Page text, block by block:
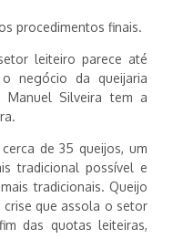
procedimentos finais.
leiteiro parece até
negócio da queijaria
Silveira tem a
de 35 queijos, um
tradicional possível e
tradicionais. Queijo
que assola o setor
das quotas leiteiras,